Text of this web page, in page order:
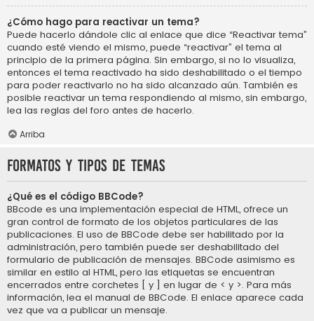
¿Cómo hago para reactivar un tema?
Puede hacerlo dándole clic al enlace que dice “Reactivar tema”
cuando esté viendo el mismo, puede “reactivar” el tema al
principio de la primera página. Sin embargo, si no lo visualiza,
entonces el tema reactivado ha sido deshabilitado o el tiempo
para poder reactivarlo no ha sido alcanzado aún. También es
posible reactivar un tema respondiendo al mismo, sin embargo,
lea las reglas del foro antes de hacerlo.
Arriba
Formatos y tipos de temas
¿Qué es el código BBCode?
BBcode es una implementación especial de HTML, ofrece un
gran control de formato de los objetos particulares de las
publicaciones. El uso de BBCode debe ser habilitado por la
administración, pero también puede ser deshabilitado del
formulario de publicación de mensajes. BBCode asimismo es
similar en estilo al HTML, pero las etiquetas se encuentran
encerrados entre corchetes [ y ] en lugar de < y >. Para más
información, lea el manual de BBCode. El enlace aparece cada
vez que va a publicar un mensaje.